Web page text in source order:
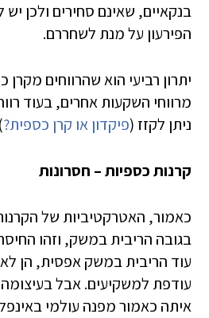
בנקאיים, שאינם סחירים ולכן
הפירעון על מנת לשחררם.
יתרון רביעי הוא שהרווחים מקרן
מרווחי השקעות אחרים, בעוד
ניתן לקזז (פיקדון או קרן כספית?)
קרנות כספיות – חסרונות
כאמור, האטרקטיביות של
בגובה הריבית במשק, וזהו
עוד הריבית במשק אפסית, הן לא
איתה כאמור מפנה עולמי